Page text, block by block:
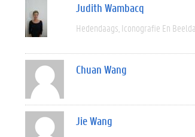
Judith Wambacq
Hedendaags Iconografie En
Chuan Wang
Jie Wang